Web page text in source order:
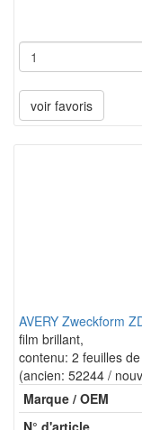
voir favoris
AVERY Zweckform
film brillant,
contenu: 2 feuilles
(ancien: 52244 /
Marque / OEM